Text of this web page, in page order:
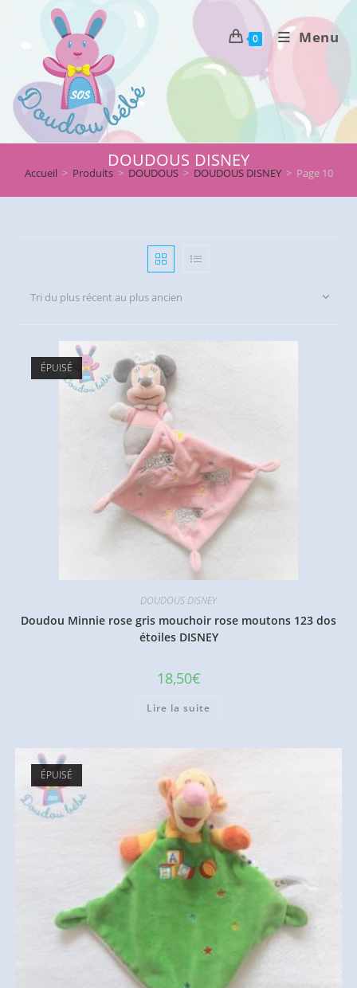
0 Menu
DOUDOUS DISNEY
Accueil > Produits > DOUDOUS > DOUDOUS DISNEY > Page 10
Tri du plus récent au plus ancien
ÉPUISÉ
DOUDOUS DISNEY
Doudou Minnie rose gris mouchoir rose moutons 123 dos
étoiles DISNEY
18,50€
Lire la suite
ÉPUISÉ